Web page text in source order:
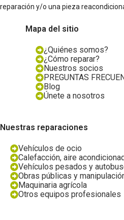
reparación y/o una pieza
Mapa del sitio
¿Quiénes somos?
¿Cómo reparar?
Nuestros socios
PREGUNTAS
Blog
Únete a nosotros
Nuestras reparaciones
Vehículos de ocio
Calefacción, aire
Vehículos pesados y
Obras públicas y
Maquinaria agrícola
Otros equipos profesionales